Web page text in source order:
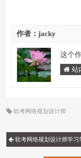
作者：jacky
这个
站
软考网络规划设计师
软考网络规划设计师学习